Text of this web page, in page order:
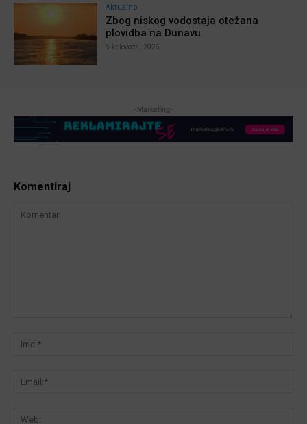
Aktualno
Zbog niskog vodostaja otežana
plovidba na Dunavu
6 kolovoza, 2026
-Marketing-
Komentiraj